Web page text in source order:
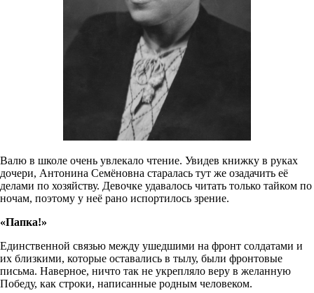
Валю в школе очень увлекало чтение. Увидев книжку в руках
дочери, Антонина Семёновна старалась тут же озадачить её
делами по хозяйству. Девочке удавалось читать только тайком по
ночам, поэтому у неё рано испортилось зрение.
«Папка!»
Единственной связью между ушедшими на фронт солдатами и
их близкими, которые оставались в тылу, были фронтовые
письма. Наверное, ничто так не укрепляло веру в желанную
Победу, как строки, написанные родным человеком.